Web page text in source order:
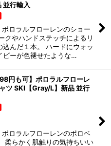
並行輸入
ロラルフローレンのショー
クやハンドステッチによるリ
んだ１本。 ハードにウォッ
ビーが色褪せたような…
円も可】ポロラルフローレ
ツ SKI【Gray/L】新品 並行
ロラルフローレンのポロベ
柔らかく肌触りの気持ちいい